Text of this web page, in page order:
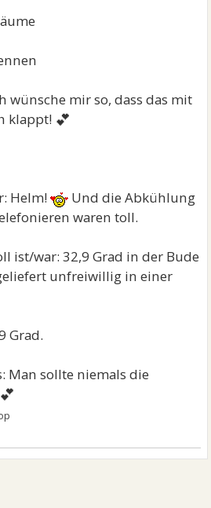
wünsche mir so, dass das mit
klappt! 💕
Helm!
Und die Abkühlung
waren toll.
ist/war: 32,9 Grad in der Bude
unfreiwillig in einer
Grad.
Man sollte niemals die
💕